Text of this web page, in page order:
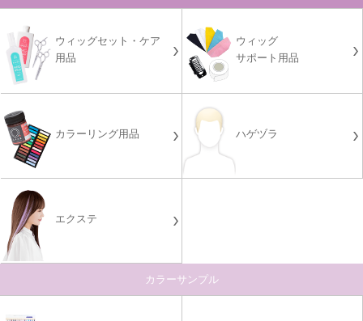
ウィッグセット・ケア
用品
ウィッグ
サポート用品
カラーリング用品 ハゲヅラ
エクステ
カラーサンプル